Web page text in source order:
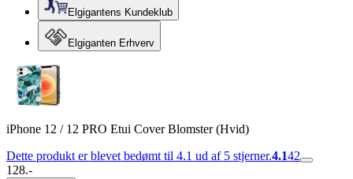
Elgigantens Kundeklub
Elgiganten Erhverv
iPhone 12 / 12 PRO Etui Cover Blomster (Hvid)
Dette produkt er blevet bedømt til 4.1 ud af 5 stjerner.4.142
128.-